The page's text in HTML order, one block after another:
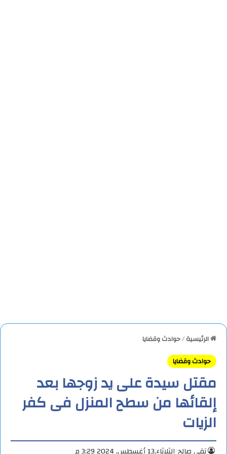
الرئيسية/حوادث وقضايا
حوادث وقضايا
مقتل سيدة على يد زوجها بعد
إلقائها من سطح المنزل فى كفر
الزيات